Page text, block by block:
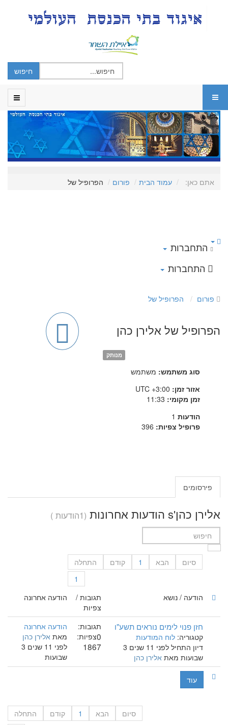
אתם כאן: עמוד הבית פורום הפרופיל של
התחברות
התחברות
פורום הפרופיל של
הפרופיל של אלירן כהן
מנותק
סוג משתמש: משתמש
אזור זמן: UTC +3:00
זמן מקומי: 11:33
הודעות 1
פרופיל צפיות: 396
פירסומים
אלירן כהן's הודעות אחרונות (1הודעות )
התחלה קודם 1 הבא
סיום
1
הודעה / נושא
תגובות /
צפיות
הודעה אחרונה
עוד
חזן פנוי לימים נוראים תשע"ו
קטגוריה: לוח המודעות
דיון התחיל לפני 11 שנים 3
שבועות מאת אלירן כהן
תגובות:
0צפיות:
1867
הודעה אחרונה
מאת אלירן כהן
לפני 11 שנים 3
שבועות
התחלה קודם 1 הבא
סיום